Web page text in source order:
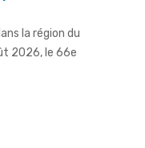
la région du
2026, le 66e
à Tougbo - Le
du 66e